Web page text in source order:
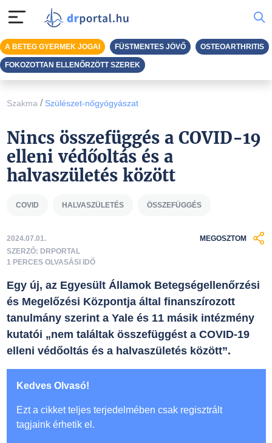
Szakma / Szülészet-nőgyógyászat
Nincs összefüggés a COVID-19
elleni védőoltás és a
halvaszületés között
COVID HALVASZÜLETÉS ÖSSZEFÜGGÉS
2024.07.01.
SZERZŐ: DRPORTAL
1 PERCES OLVASÁSI IDŐ
MEGOSZTOM
Egy új, az Egyesült Államok Betegségellenőrzési
és Megelőzési Központja által finanszírozott
tanulmány szerint a Yale és 11 másik intézmény
kutatói „nem találtak összefüggést a COVID-19
elleni védőoltás és a halvaszületés között”.
Kedves Olvasó!
Ezt a cikket teljes terjedelmében csak regisztrált
tagjaink érhetik el.
A BETEG GYERMEK JOGAI FÜSTMENTES JÖVŐ OSTEOARTHRITIS
FOKOZOTTAN ELLENŐRZÖTT SZEREK